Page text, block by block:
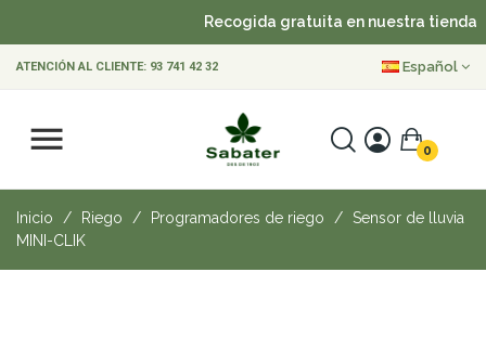
Recogida gratuita en nuestra tienda
ATENCIÓN AL CLIENTE: 93 741 42 32 Español
0
Inicio Riego Programadores de riego
Sensor de lluvia
MINI-CLIK